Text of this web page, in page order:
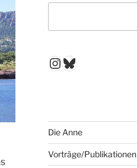
Instagram
Bluesky
Die Anne
Vorträge/Publikationen